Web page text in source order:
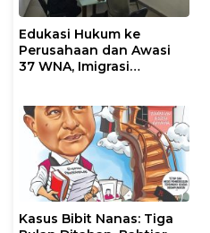
Edukasi Hukum ke
Perusahaan dan Awasi
37 WNA, Imigrasi
Pangkep
Kasus Bibit Nanas: Tiga